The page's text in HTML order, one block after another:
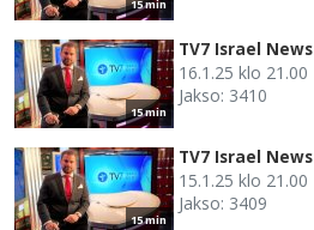
15 min
15 min
TV7 Israel News
16.1.25 klo 21.00
Jakso: 3410
15 min
TV7 Israel News
15.1.25 klo 21.00
Jakso: 3409